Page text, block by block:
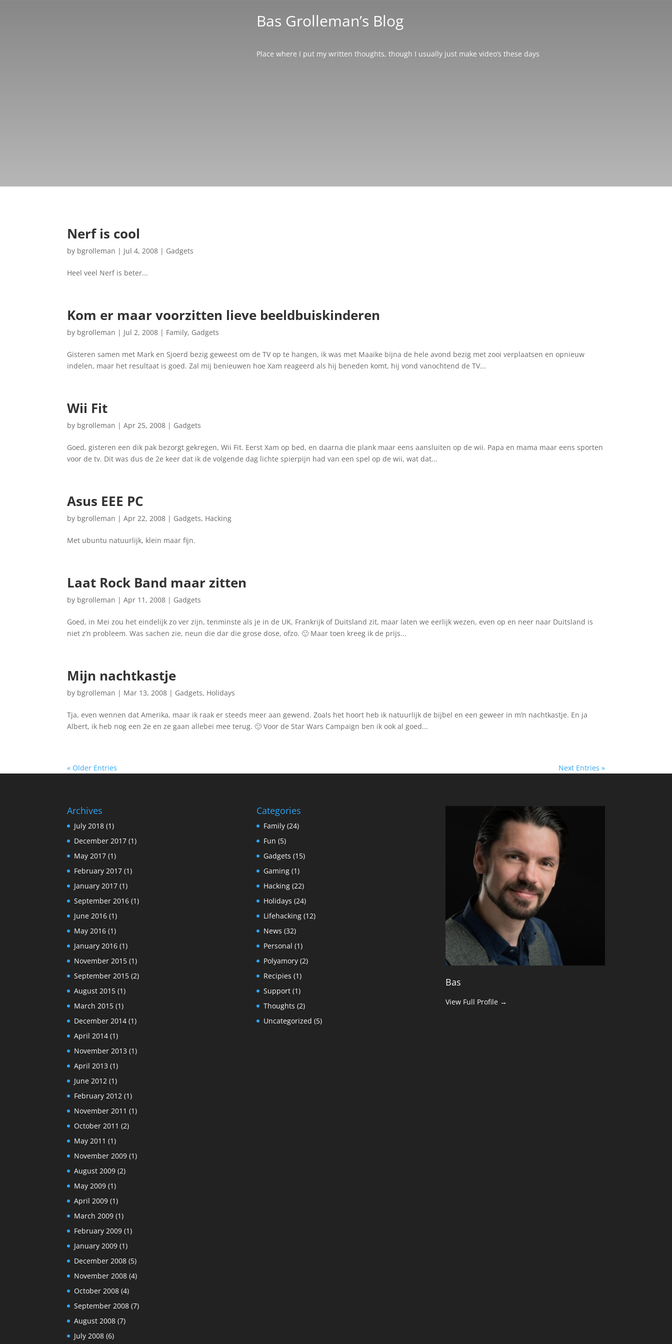
Bas Grolleman’s Blog
Place where I put my written thoughts, though I usually just make video’s these days
Nerf is cool
by bgrolleman | Jul 4, 2008 | Gadgets
Heel veel Nerf is beter...
Kom er maar voorzitten lieve beeldbuiskinderen
by bgrolleman | Jul 2, 2008 | Family, Gadgets
Gisteren samen met Mark en Sjoerd bezig geweest om de TV op te hangen, ik was met Maaike bijna de hele avond bezig met zooi verplaatsen en opnieuw
indelen, maar het resultaat is goed. Zal mij benieuwen hoe Xam reageerd als hij beneden komt, hij vond vanochtend de TV...
Wii Fit
by bgrolleman |Apr 25, 2008 | Gadgets
Goed, gisteren een dik pak bezorgt gekregen, Wii Fit. Eerst Xam op bed, en daarna die plank maar eens aansluiten op de wii. Papa en mama maar eens sporten
voor de tv. Dit was dus de 2e keer dat ik de volgende dag lichte spierpijn had van een spel op de wii, wat dat...
Asus EEE PC
by bgrolleman |Apr 22, 2008 | Gadgets, Hacking
Met ubuntu natuurlijk, klein maar fijn.
Laat Rock Band maar zitten
by bgrolleman |Apr 11, 2008 | Gadgets
Goed, in Mei zou het eindelijk zo ver zijn, tenminste als je in de UK, Frankrijk of Duitsland zit, maar laten we eerlijk wezen, even op en neer naar Duitsland is
niet z’n probleem. Was sachen zie, neun die dar die grose dose, ofzo. 🙂 Maar toen kreeg ik de prijs...
Mijn nachtkastje
by bgrolleman | Mar 13, 2008 | Gadgets, Holidays
Tja, even wennen dat Amerika, maar ik raak er steeds meer aan gewend. Zoals het hoort heb ik natuurlijk de bijbel en een geweer in m’n nachtkastje. En ja
Albert, ik heb nog een 2e en ze gaan allebei mee terug. 🙂 Voor de Star Wars Campaign ben ik ook al goed...
« Older Entries Next Entries »
Archives
July 2018 (1)
December 2017 (1)
May 2017 (1)
February 2017 (1)
January 2017 (1)
September 2016 (1)
June 2016 (1)
May 2016 (1)
January 2016 (1)
November 2015 (1)
September 2015 (2)
August 2015 (1)
March 2015 (1)
December 2014 (1)
April 2014 (1)
November 2013 (1)
April 2013 (1)
June 2012 (1)
February 2012 (1)
November 2011 (1)
October 2011 (2)
May 2011 (1)
November 2009 (1)
August 2009 (2)
May 2009 (1)
April 2009 (1)
March 2009 (1)
February 2009 (1)
January 2009 (1)
December 2008 (5)
November 2008 (4)
October 2008 (4)
September 2008 (7)
August 2008 (7)
July 2008 (6)
Categories
Family(24)
Fun (5)
Gadgets (15)
Gaming(1)
Hacking(22)
Holidays (24)
Lifehacking(12)
News (32)
Personal (1)
Polyamory(2)
Recipies (1)
Support(1)
Thoughts (2)
Uncategorized (5)
Bas
View Full Profile →